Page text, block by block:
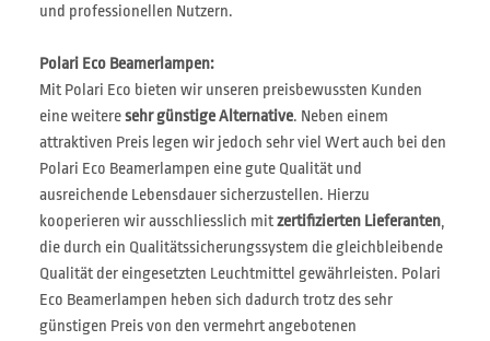
und professionellen Nutzern.
Polari Eco Beamerlampen:
Mit Polari Eco bieten wir unseren preisbewussten Kunden
eine weiteresehr günstige Alternative. Neben einem
attraktiven Preis legen wir jedoch sehr viel Wert auch bei den
Polari Eco Beamerlampen eine gute Qualität und
ausreichende Lebensdauer sicherzustellen. Hierzu
kooperieren wir ausschliesslich mitzertifizierten Lieferanten,
die durch ein Qualitätssicherungssystem die gleichbleibende
Qualität der eingesetzten Leuchtmittel gewährleisten. Polari
Eco Beamerlampen heben sich dadurch trotz des sehr
günstigen Preis von den vermehrt angebotenen